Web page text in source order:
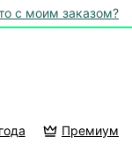
с моим заказом?
Премиум